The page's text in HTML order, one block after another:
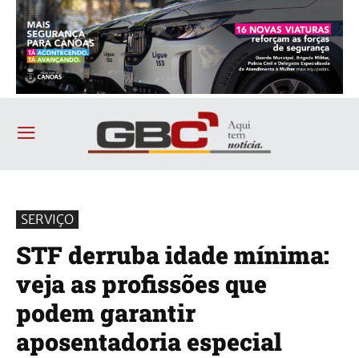
SERVIÇO
STF derruba idade mínima:
veja as profissões que
podem garantir
aposentadoria especial